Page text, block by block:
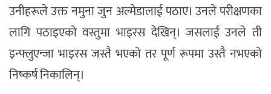
उनीहरूले उक्त नमुना जुन अल्मेडालाई पठाए। उनले परीक्षणका
लागि पठाइएको वस्तुमा भाइरस देखिन्। जसलाई उनले ती
इन्फ्लुएन्जा भाइरस जस्तै भएको तर पूर्ण रूपमा उस्तै नभएको
निष्कर्ष निकालिन्।